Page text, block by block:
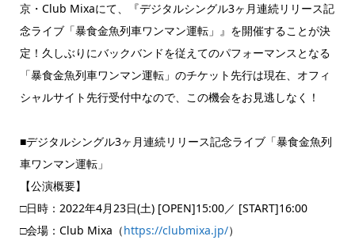
京・Club Mixaにて、『デジタルシングル3ヶ月連続リリース記
念ライブ「暴食金魚列車ワンマン運転」』を開催することが決
定！久しぶりにバックバンドを従えてのパフォーマンスとなる
「暴食金魚列車ワンマン運転」のチケット先行は現在、オフィ
シャルサイト先行受付中なので、この機会をお見逃しなく！
■デジタルシングル3ヶ月連続リリース記念ライブ「暴食金魚列
車ワンマン運転」
【公演概要】
□日時：2022年4月23日(土) [OPEN]15:00／ [START]16:00
□会場：Club Mixa（https://clubmixa.jp/）